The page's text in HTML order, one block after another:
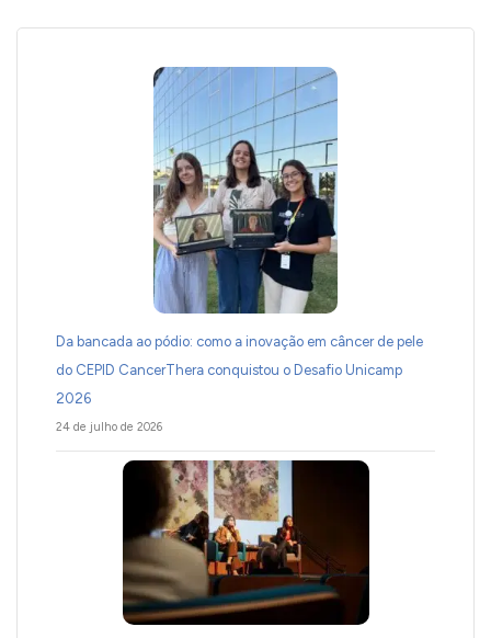
Da bancada ao pódio: como a inovação em câncer de pele
do CEPID CancerThera conquistou o Desafio Unicamp
2026
24 de julho de 2026